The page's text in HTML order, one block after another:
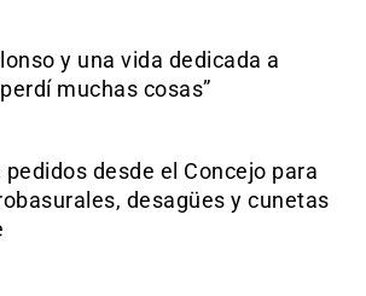
y una vida dedicada a
muchas cosas”
pedidos desde el Concejo para
desagües y cunetas